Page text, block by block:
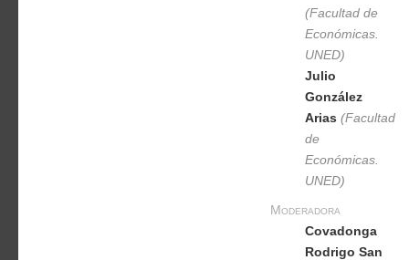
(Facultad de
Económicas.
UNED)
Julio
González
Arias (Facultad
de
Económicas.
UNED)
Moderadora
Covadonga
Rodrigo San